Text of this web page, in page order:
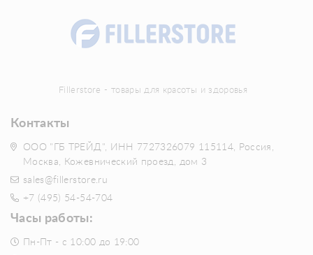
Fillerstore - товары для красоты и здоровья
Контакты
ООО "ГБ ТРЕЙД", ИНН 7727326079 115114, Россия,
Москва, Кожевнический проезд, дом 3
sales@fillerstore.ru
+7 (495) 54-54-704
Часы работы:
Пн-Пт - с 10:00 до 19:00